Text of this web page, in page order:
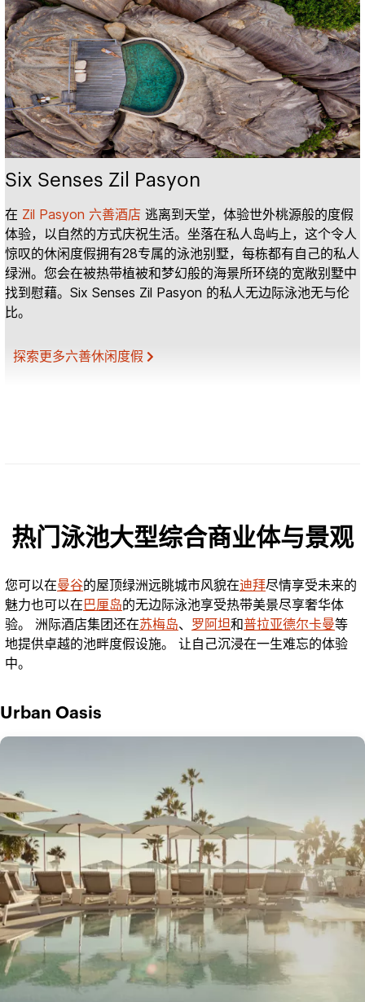
Six Senses Zil Pasyon
在 Zil Pasyon 六善酒店 逃离到天堂，体验世外桃源般的度假
体验，以自然的方式庆祝生活。坐落在私人岛屿上，这个令人
惊叹的休闲度假拥有28专属的泳池别墅，每栋都有自己的私人
绿洲。您会在被热带植被和梦幻般的海景所环绕的宽敞别墅中
找到慰藉。Six Senses Zil Pasyon 的私人无边际泳池无与伦
比。
探索更多六善休闲度假
热门泳池大型综合商业体与景观
您可以在曼谷的屋顶绿洲远眺城市风貌在迪拜尽情享受未来的
魅力也可以在巴厘岛的无边际泳池享受热带美景尽享奢华体
验。 洲际酒店集团还在苏梅岛、 罗阿坦和普拉亚德尔卡曼等
地提供卓越的池畔度假设施。 让自己沉浸在一生难忘的体验
中。
Urban Oasis